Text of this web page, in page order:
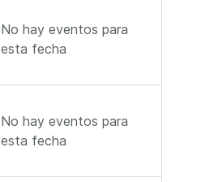
No hay eventos para
esta fecha
No hay eventos para
esta fecha